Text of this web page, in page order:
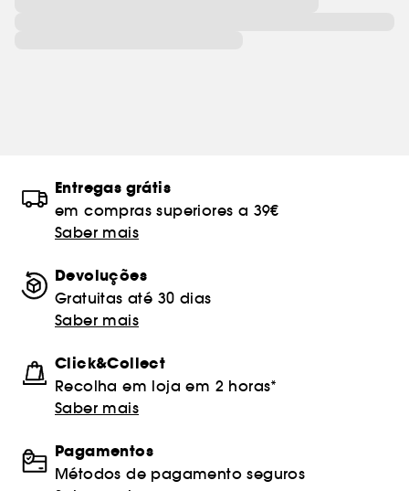
Entregas grátis
em compras superiores a 39€
Saber mais
Devoluções
Gratuitas até 30 dias
Saber mais
Click&Collect
Recolha em loja em 2 horas*
Saber mais
Pagamentos
Métodos de pagamento seguros